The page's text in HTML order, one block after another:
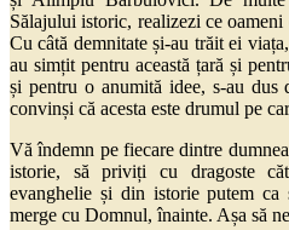
Sălajului istoric, realizezi ce
Cu câtă demnitate și-au trăit ei
au simțit pentru această țară și
și pentru o anumită idee, s-au
convinși că acesta este drumul pe
Vă îndemn pe fiecare dintre
istorie, să priviți cu dragoste
evanghelie și din istorie putem ca
merge cu Domnul, înainte. Așa să